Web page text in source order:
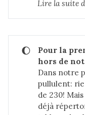
Lire la suite
🌔
Pour la
hors de
Dans notre
pullulent:
de 230!
déjà